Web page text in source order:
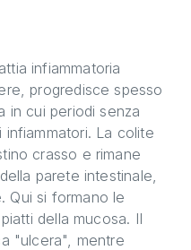
infiammatoria
progredisce spesso
in cui periodi senza
infiammatori. La colite
crasso e rimane
parete intestinale,
Qui si formano le
della mucosa. Il
"ulcera", mentre